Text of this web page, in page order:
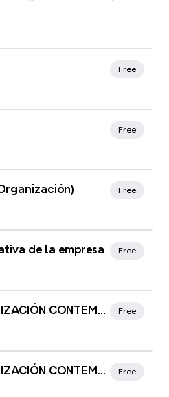
Free
Free
Free
de la empresa Free
FAYOLISMO Y LA ORGANIZACIÓN CONTEMPORÁNEA Free
FAYOLISMO Y LA ORGANIZACIÓN CONTEMPORANEA Free